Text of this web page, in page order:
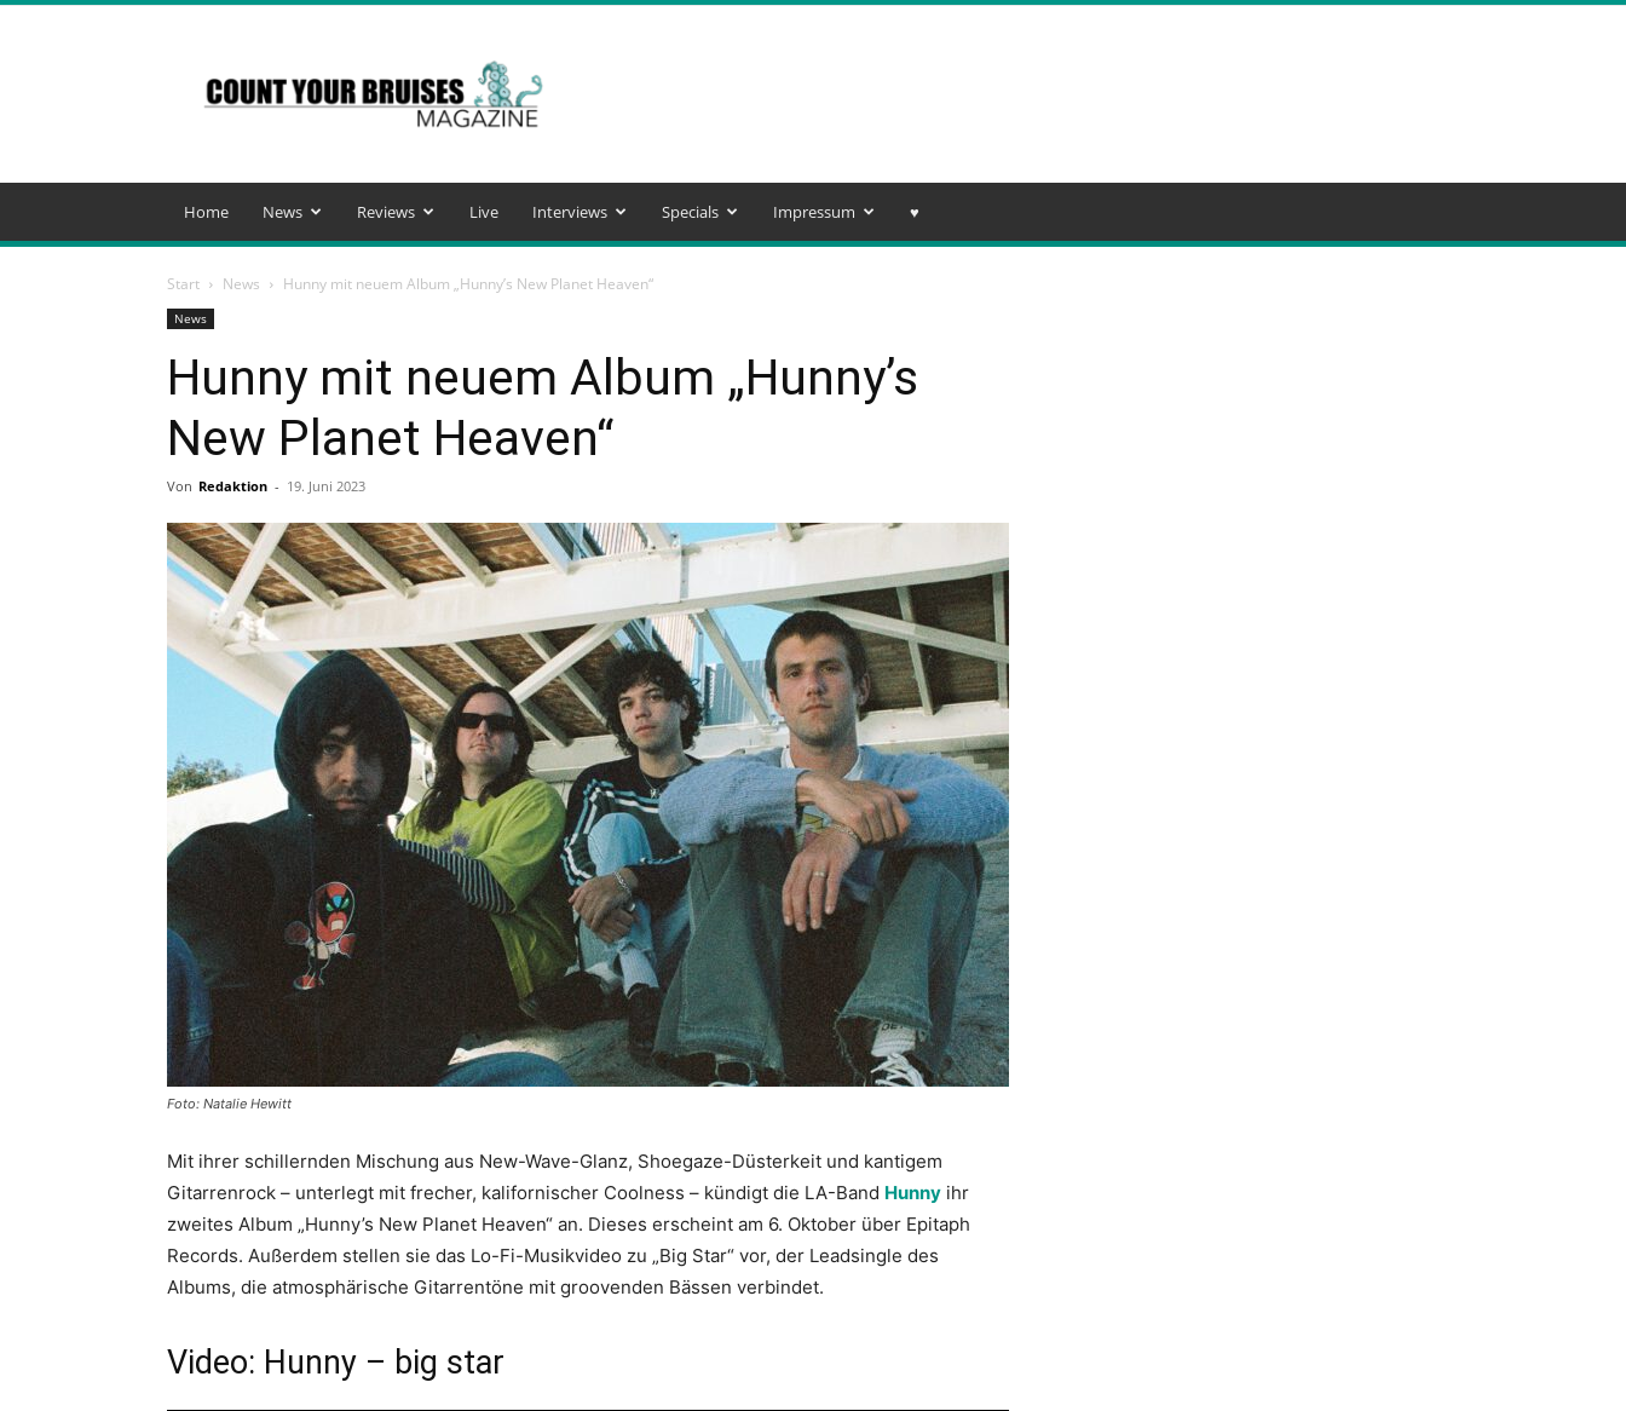
Your
Bruises
Magazine
Home News Reviews Live Interviews Specials Impressum ♥️
Start News Hunny mit neuem Album „Hunny’s New Planet Heaven“
News
Hunny mit neuem Album „Hunny’s
New Planet Heaven“
Von Redaktion - 19. Juni 2023
Foto: Natalie Hewitt
Mit ihrer schillernden Mischung aus New-Wave-Glanz, Shoegaze-Düsterkeit und kantigem
Gitarrenrock – unterlegt mit frecher, kalifornischer Coolness – kündigt die LA-Band Hunny ihr
zweites Album „Hunny’s New Planet Heaven“ an. Dieses erscheint am 6. Oktober über Epitaph
Records. Außerdem stellen sie das Lo-Fi-Musikvideo zu „Big Star“ vor, der Leadsingle des
Albums, die atmosphärische Gitarrentöne mit groovenden Bässen verbindet.
Video: Hunny – big star